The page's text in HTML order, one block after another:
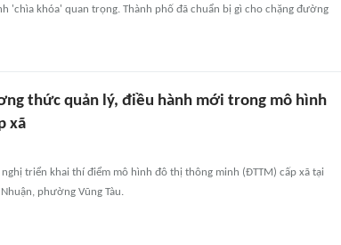
'chìa khóa' quan trọng. Thành phố đã chuẩn bị gì cho chặng đường
thức quản lý, điều hành mới trong mô hình
xã
nghị triển khai thí điểm mô hình đô thị thông minh (ĐTTM) cấp xã tại
phường Vũng Tàu.